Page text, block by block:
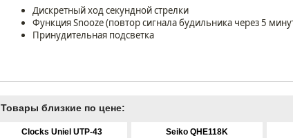
Дискретный ход секундной стрелки
Функция Snooze (повтор сигнала будильника через 5
Принудительная подсветка
Товары близкие по цене:
Clocks Uniel UTP-43 Seiko QHE118K